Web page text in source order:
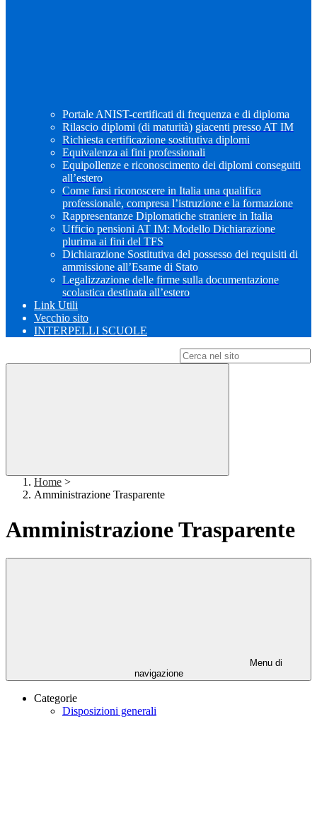
Portale ANIST-certificati di frequenza e di diploma
Rilascio diplomi (di maturità) giacenti presso AT IM
Richiesta certificazione sostitutiva diplomi
Equivalenza ai fini professionali
Equipollenze e riconoscimento dei diplomi conseguiti
all’estero
Come farsi riconoscere in Italia una qualifica
professionale, compresa l’istruzione e la formazione
Rappresentanze Diplomatiche straniere in Italia
Ufficio pensioni AT IM: Modello Dichiarazione
plurima ai fini del TFS
Dichiarazione Sostitutiva del possesso dei requisiti di
ammissione all’Esame di Stato
Legalizzazione delle firme sulla documentazione
scolastica destinata all’estero
Link Utili
Vecchio sito
INTERPELLI SCUOLE
Home >
Amministrazione Trasparente
Amministrazione Trasparente
Menu di
navigazione
Categorie
Disposizioni generali